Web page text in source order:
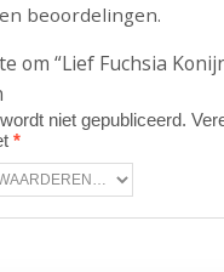
beoordelingen.
om “Lief Fuchsia
niet gepubliceerd.
*